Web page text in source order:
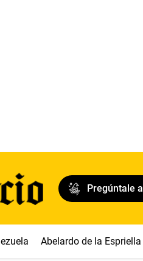
Pregúntale
Abelardo de la Espriella